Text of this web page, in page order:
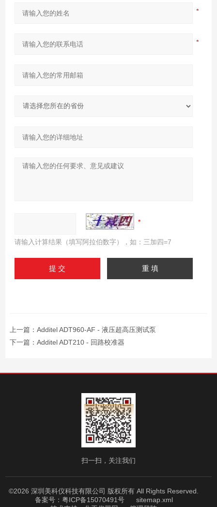
请输入计算结果（填写阿拉伯数字），如：三加四=7
上一篇： Additel ADT960-AF - 液压超高压测试泵
下一篇： Additel ADT210 - 回路校准器
扫一扫，关注我们
©2026 深圳美科仪科技有限公司 版权所有 All Rights Reserved.
备案号：粤ICP备15070491号
sitemap.xml